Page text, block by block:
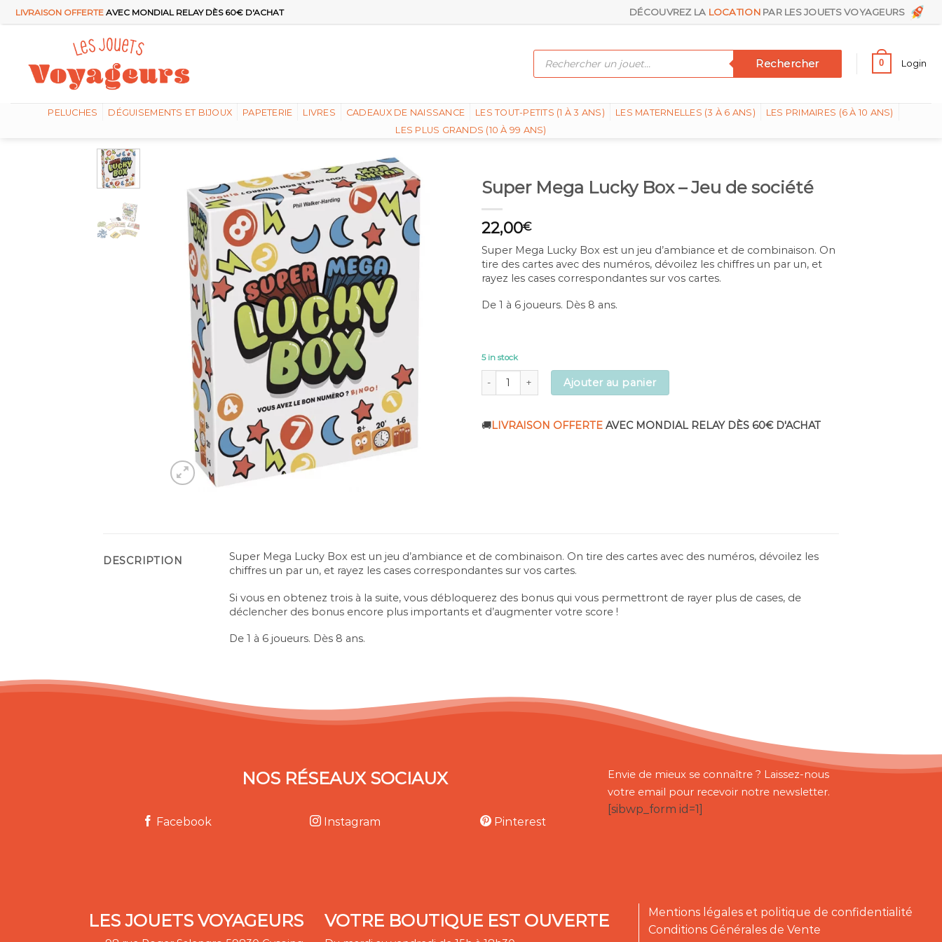
Passer
au
LIVRAISON OFFERTE AVEC MONDIAL RELAY DÈS 60€ D'ACHAT DÉCOUVREZ LA LOCATION PAR LES JOUETS VOYAGEURS
Recherche
Rechercher 0 Login
PELUCHES DÉGUISEMENTS ET BIJOUX PAPETERIE LIVRES CADEAUX DE NAISSANCE LES TOUT-PETITS (1 À 3 ANS) LES MATERNELLES (3 À 6 ANS)
LES PRIMAIRES (6 À 10 ANS)
LES PLUS GRANDS (10 À 99 ANS)
Super Mega Lucky Box – Jeu de société
22,00€
Super Mega Lucky Box est un jeu d’ambiance et de combinaison. On
tire des cartes avec des numéros, dévoilez les chiffres un par un, et
rayez les cases correspondantes sur vos cartes.
De 1 à 6 joueurs. Dès 8 ans.
5 in stock
Super Mega Lucky Box - Jeu de société quantity
Ajouter au panier
🚚LIVRAISON OFFERTE AVEC MONDIAL RELAY DÈS 60€ D'ACHAT
DESCRIPTION
Super Mega Lucky Box est un jeu d’ambiance et de combinaison. On tire des cartes avec des numéros, dévoilez les
chiffres un par un, et rayez les cases correspondantes sur vos cartes.
Si vous en obtenez trois à la suite, vous débloquerez des bonus qui vous permettront de rayer plus de cases, de
déclencher des bonus encore plus importants et d’augmenter votre score !
De 1 à 6 joueurs. Dès 8 ans.
NOS RÉSEAUX SOCIAUX
Facebook Instagram Pinterest
Envie de mieux se connaître ? Laissez-nous
votre email pour recevoir notre newsletter.
[sibwp_form id=1]
LES JOUETS VOYAGEURS VOTRE BOUTIQUE EST OUVERTE
Mentions légales et politique de confidentialité
Conditions Générales de Vente